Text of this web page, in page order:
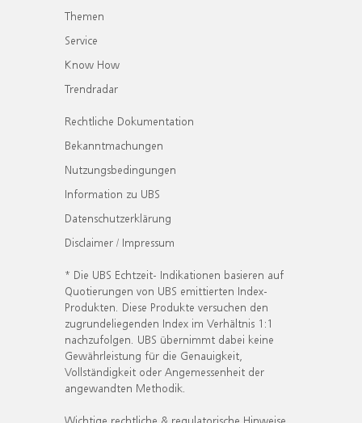
Themen
Service
Know How
Trendradar
Rechtliche Dokumentation
Bekanntmachungen
Nutzungsbedingungen
Information zu UBS
Datenschutzerklärung
Disclaimer / Impressum
* Die UBS Echtzeit- Indikationen basieren auf
Quotierungen von UBS emittierten Index-
Produkten. Diese Produkte versuchen den
zugrundeliegenden Index im Verhältnis 1:1
nachzufolgen. UBS übernimmt dabei keine
Gewährleistung für die Genauigkeit,
Vollständigkeit oder Angemessenheit der
angewandten Methodik.